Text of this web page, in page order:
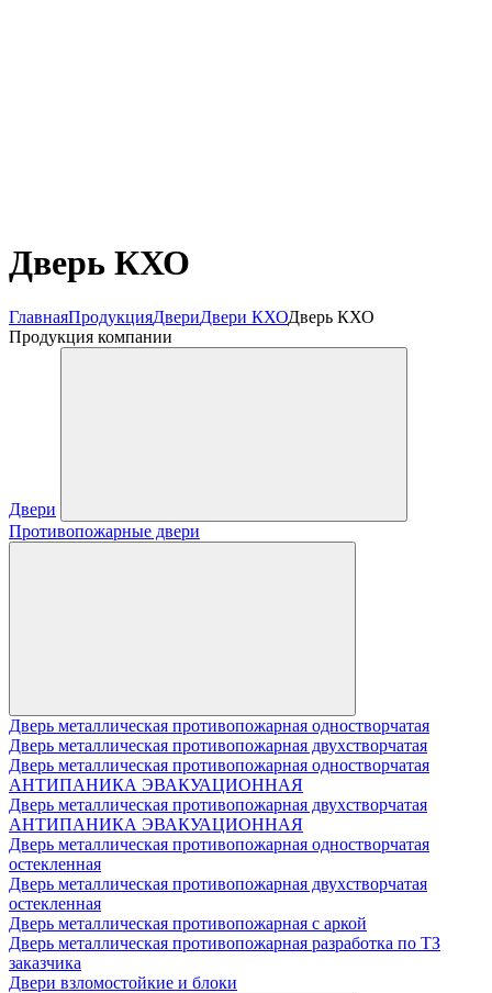
Дверь КХО
ГлавнаяПродукцияДвериДвери КХОДверь КХО
Продукция компании
Двери
Противопожарные двери
Дверь металлическая противопожарная одностворчатая
Дверь металлическая противопожарная двухстворчатая
Дверь металлическая противопожарная одностворчатая
АНТИПАНИКА ЭВАКУАЦИОННАЯ
Дверь металлическая противопожарная двухстворчатая
АНТИПАНИКА ЭВАКУАЦИОННАЯ
Дверь металлическая противопожарная одностворчатая
остекленная
Дверь металлическая противопожарная двухстворчатая
остекленная
Дверь металлическая противопожарная с аркой
Дверь металлическая противопожарная разработка по ТЗ
заказчика
Двери взломостойкие и блоки